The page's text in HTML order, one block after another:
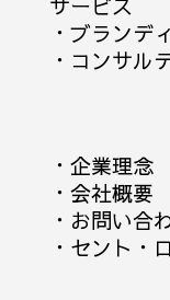
・ ブランデ
・ コンサル
・ 企業理念
・ 会社概要
・ お問い合
・ セント・